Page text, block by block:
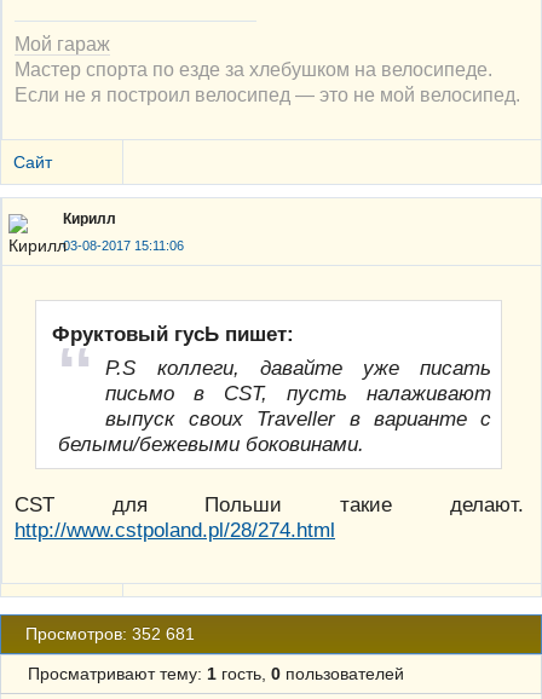
Мой гараж
Мастер спорта по езде за хлебушком на велосипеде.
Если не я построил велосипед — это не мой велосипед.
Сайт
Кирилл
03-08-2017 15:11:06
Фруктовый гусЬ пишет:
P.S коллеги, давайте уже писать
письмо в CST, пусть налаживают
выпуск своих Traveller в варианте с
белыми/бежевыми боковинами.
CST для Польши такие делают.
http://www.cstpoland.pl/28/274.html
Просмотров: 352 681
Просматривают тему: 1гость, 0пользователей